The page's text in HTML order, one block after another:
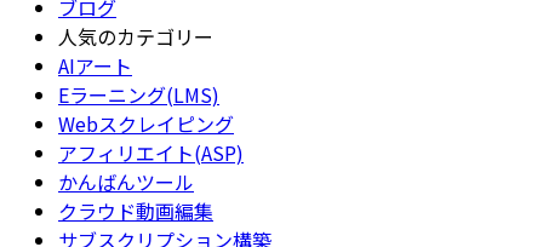
ブログ
人気のカテゴリー
AIアート
Eラーニング(LMS)
Webスクレイピング
アフィリエイト(ASP)
かんばんツール
クラウド動画編集
サブスクリプション構築